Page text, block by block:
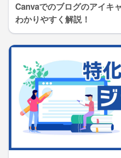
Canvaでのブログのアイキ
わかりやすく解説！